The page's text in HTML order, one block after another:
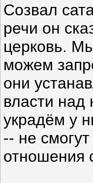
Созвал
речи он
церковь.
можем
они
власти над
украдём у
-- не
отношения